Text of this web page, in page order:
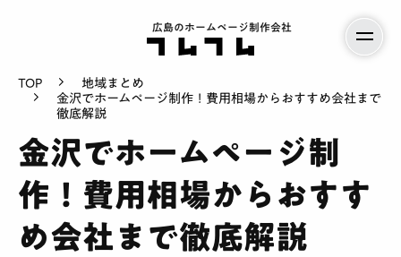
広島のホームページ制作会社
TOP
地域まとめ
金沢でホームページ制作！費用相場からおすすめ会社まで
徹底解説
金沢でホームページ制
作！費用相場からおすす
め会社まで徹底解説